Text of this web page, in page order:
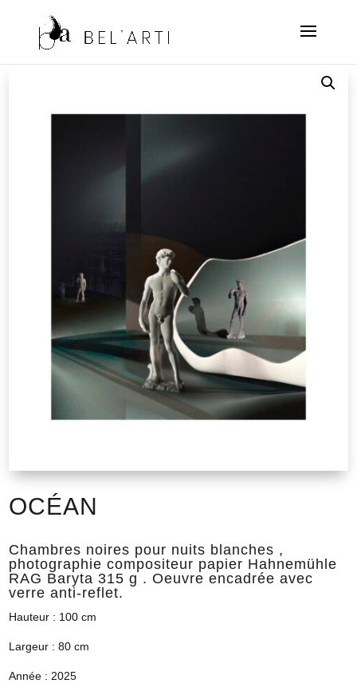
OCÉAN
Chambres noires pour nuits blanches ,
photographie compositeur papier Hahnemühle
RAG Baryta 315 g . Oeuvre encadrée avec
verre anti-reflet.
Hauteur : 100 cm
Largeur : 80 cm
Année : 2025